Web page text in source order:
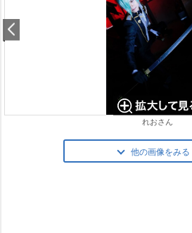
れおさん
他の画像をみる